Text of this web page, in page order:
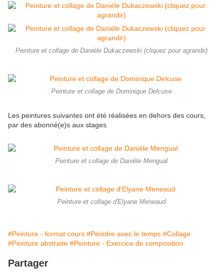
Peinture et collage de Danièle Dukaczewski (cliquez pour agrandir)
Peinture et collage de Dominique Delcuse
Les peintures suivantes ont été réalisées en dehors des cours,
par des abonné(e)s aux stages
Peinture et collage de Danièle Mengual
Peinture et collage d'Elyane Meneaud
#Peinture - format cours #Peindre avec le temps #Collage
#Peinture abstraite #Peinture - Exercice de composition
Partager